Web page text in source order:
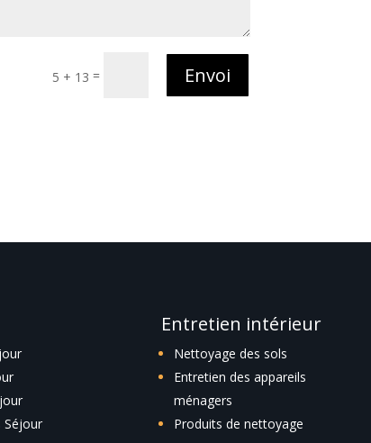
5 + 13 = Envoi
Séjour
Entretien intérieur
Nettoyage des sols
Entretien des appareils
ménagers
Produits de nettoyage